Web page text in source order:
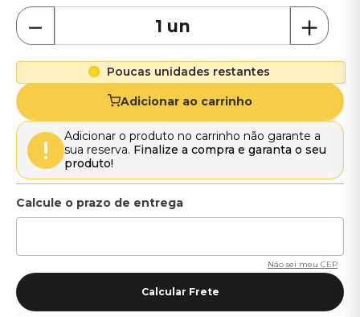
＋
－
Poucas unidades restantes
Adicionar ao carrinho
Adicionar o produto no carrinho não garante a
sua reserva. Finalize a compra e garanta o seu
produto!
Não sei meu CEP